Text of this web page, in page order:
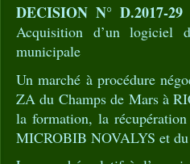
DECISION N° D.2017-
Acquisition d’un logiciel
municipale
Un marché à procédure
ZA du Champs de Mars à
la formation, la
MICROBIB NOVALYS et